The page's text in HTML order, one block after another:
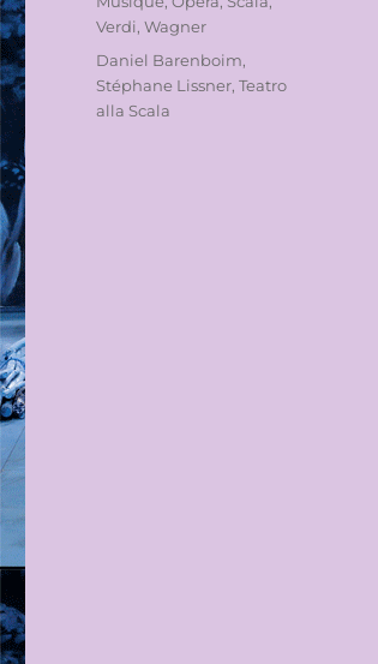
Verdi,Wagner
Étiquettes
Daniel Barenboim,
Stéphane Lissner,Teatro
alla Scala